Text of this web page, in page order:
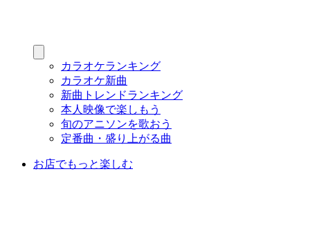
カラオケランキング
カラオケ新曲
新曲トレンドランキング
本人映像で楽しもう
旬のアニソンを歌おう
定番曲・盛り上がる曲
お店でもっと楽しむ